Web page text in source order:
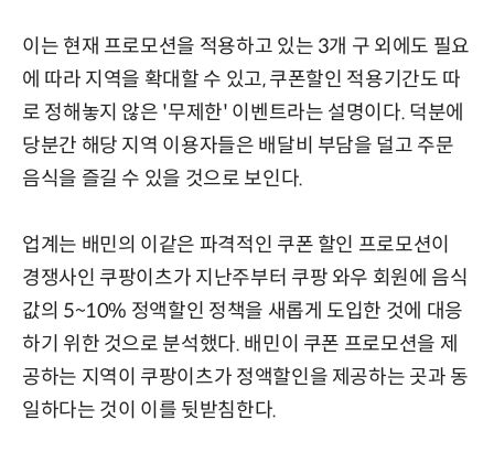
이는 현재 프로모션을 적용하고 있는 3개 구 외에도 필요
에 따라 지역을 확대할 수 있고, 쿠폰할인 적용기간도 따
로 정해놓지 않은 '무제한' 이벤트라는 설명이다. 덕분에
당분간 해당 지역 이용자들은 배달비 부담을 덜고 주문
음식을 즐길 수 있을 것으로 보인다.
업계는 배민의 이같은 파격적인 쿠폰 할인 프로모션이
경쟁사인 쿠팡이츠가 지난주부터 쿠팡 와우 회원에 음식
값의 5~10% 정액할인 정책을 새롭게 도입한 것에 대응
하기 위한 것으로 분석했다. 배민이 쿠폰 프로모션을 제
공하는 지역이 쿠팡이츠가 정액할인을 제공하는 곳과 동
일하다는 것이 이를 뒷받침한다.